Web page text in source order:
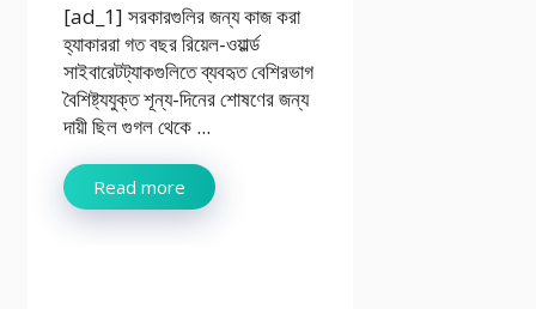
[ad_1] সরকারগুলির জন্য কাজ করা
হ্যাকাররা গত বছর রিয়েল-ওয়ার্ল্ড
সাইবারেটট্যাকগুলিতে ব্যবহৃত বেশিরভাগ
বৈশিষ্ট্যযুক্ত শূন্য-দিনের শোষণের জন্য
দায়ী ছিল গুগল থেকে ...
Read more